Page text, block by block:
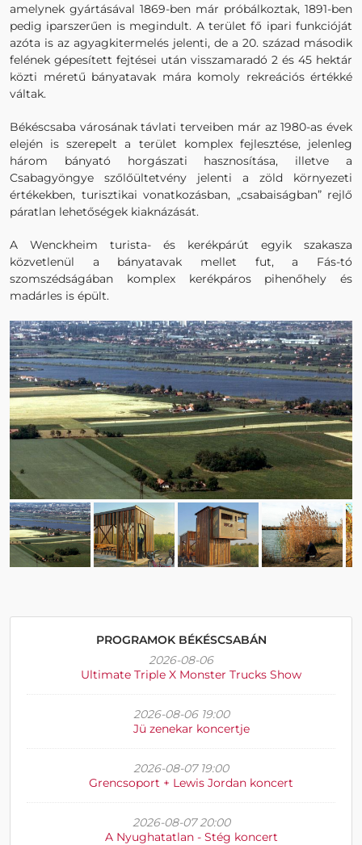
amelynek gyártásával 1869-ben már próbálkoztak, 1891-ben
pedig iparszerűen is megindult. A terület fő ipari funkcióját
azóta is az agyagkitermelés jelenti, de a 20. század második
felének gépesített fejtései után visszamaradó 2 és 45 hektár
közti méretű bányatavak mára komoly rekreációs értékké
váltak.
Békéscsaba városának távlati terveiben már az 1980-as évek
elején is szerepelt a terület komplex fejlesztése, jelenleg
három bányató horgászati hasznosítása, illetve a
Csabagyöngye szőlőültetvény jelenti a zöld környezeti
értékekben, turisztikai vonatkozásban, „csabaiságban” rejlő
páratlan lehetőségek kiaknázását.
A Wenckheim turista- és kerékpárút egyik szakasza
közvetlenül a bányatavak mellet fut, a Fás-tó
szomszédságában komplex kerékpáros pihenőhely és
madárles is épült.
PROGRAMOK BÉKÉSCSABÁN
2026-08-06
Ultimate Triple X Monster Trucks Show
2026-08-06 19:00
Jü zenekar koncertje
2026-08-07 19:00
Grencsoport + Lewis Jordan koncert
2026-08-07 20:00
A Nyughatatlan - Stég koncert